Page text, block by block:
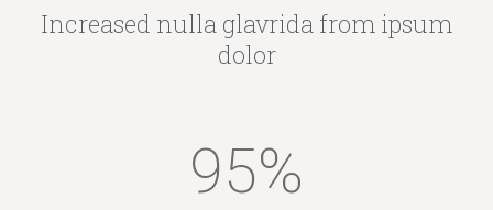
Increased nulla glavrida from ipsum
dolor
95%